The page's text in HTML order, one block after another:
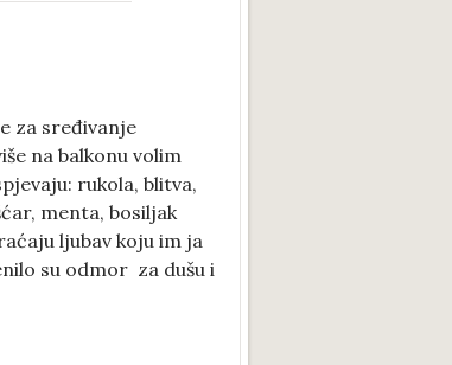
za sređivanje
na balkonu volim
rukola, blitva,
menta, bosiljak
ljubav koju im ja
su odmor za dušu i